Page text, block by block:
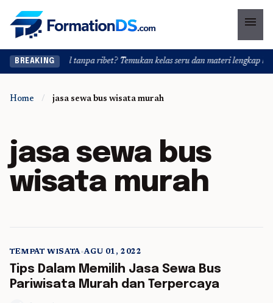
menu
BREAKING
upgrade skill tanpa ribet? Temukan kelas seru dan materi lengkap
Home / jasa sewa bus wisata murah
jasa sewa bus
wisata murah
TEMPAT WISATA•AGU 01, 2022
Tips Dalam Memilih Jasa Sewa Bus
Pariwisata Murah dan Terpercaya